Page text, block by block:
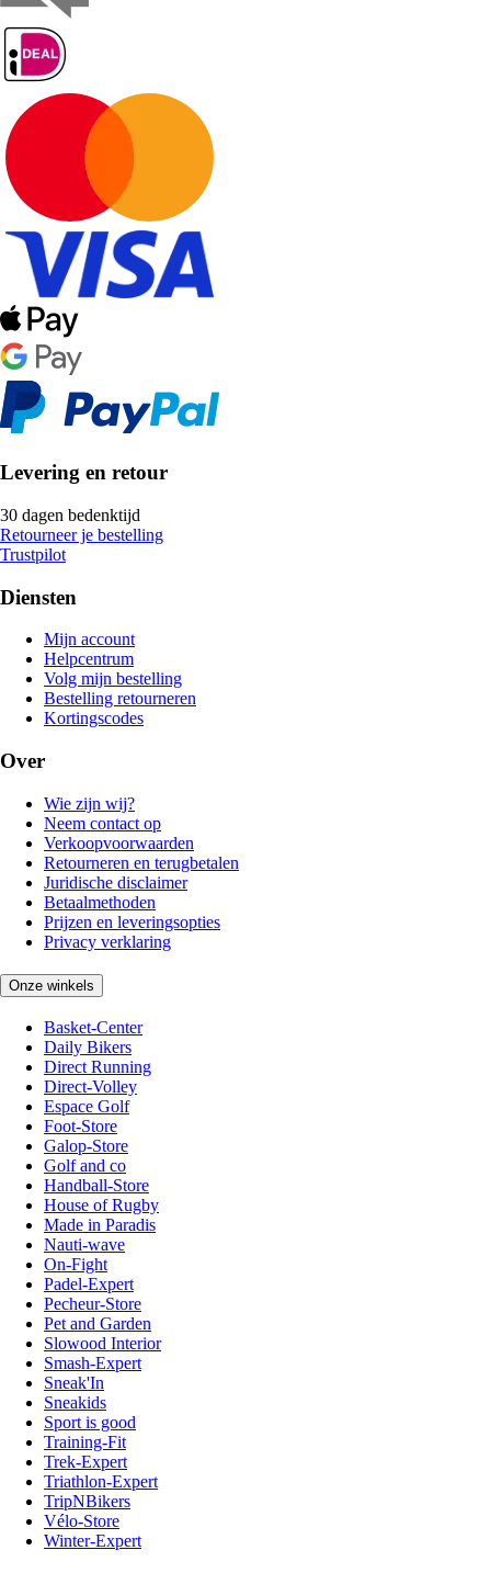
Levering en retour
30 dagen bedenktijd
Retourneer je bestelling
Trustpilot
Diensten
Mijn account
Helpcentrum
Volg mijn bestelling
Bestelling retourneren
Kortingscodes
Over
Wie zijn wij?
Neem contact op
Verkoopvoorwaarden
Retourneren en terugbetalen
Juridische disclaimer
Betaalmethoden
Prijzen en leveringsopties
Privacy verklaring
Onze winkels
Basket-Center
Daily Bikers
Direct Running
Direct-Volley
Espace Golf
Foot-Store
Galop-Store
Golf and co
Handball-Store
House of Rugby
Made in Paradis
Nauti-wave
On-Fight
Padel-Expert
Pecheur-Store
Pet and Garden
Slowood Interior
Smash-Expert
Sneak'In
Sneakids
Sport is good
Training-Fit
Trek-Expert
Triathlon-Expert
TripNBikers
Vélo-Store
Winter-Expert